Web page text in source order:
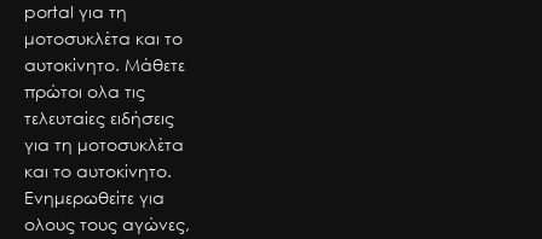
portal για τη
μοτοσυκλέτα και το
αυτοκίνητο. Μάθετε
πρώτοι ολα τις
τελευταίες ειδήσεις
για τη μοτοσυκλέτα
και το αυτοκίνητο.
Ενημερωθείτε για
ολους τους αγώνες,